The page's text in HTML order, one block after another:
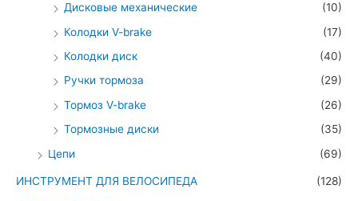
Дисковые механические
(10)
Колодки V-brake
(17)
Колодки диск
(40)
Ручки тормоза
(29)
Тормоз V-brake
(26)
Тормозные диски
(35)
Цепи
(69)
ИНСТРУМЕНТ ДЛЯ ВЕЛОСИПЕДА (128)